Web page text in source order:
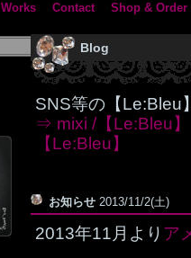
Works Contact Shop & Order
Blog
SNS等の【Le:Bleu
⇒ mixi /【Le:Bleu】
【Le:Bleu】
お知らせ 2013/11/2(土)
2013年11月より ア